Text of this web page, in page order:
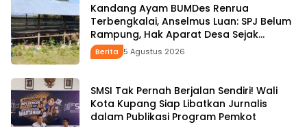
Kandang Ayam BUMDes Renrua
Terbengkalai, Anselmus Luan: SPJ Belum
Rampung, Hak Aparat Desa Sejak
Januari Belum Dibayar
Berita 5 Agustus 2026
SMSI Tak Pernah Berjalan Sendiri! Wali
Kota Kupang Siap Libatkan Jurnalis
dalam Publikasi Program Pemkot